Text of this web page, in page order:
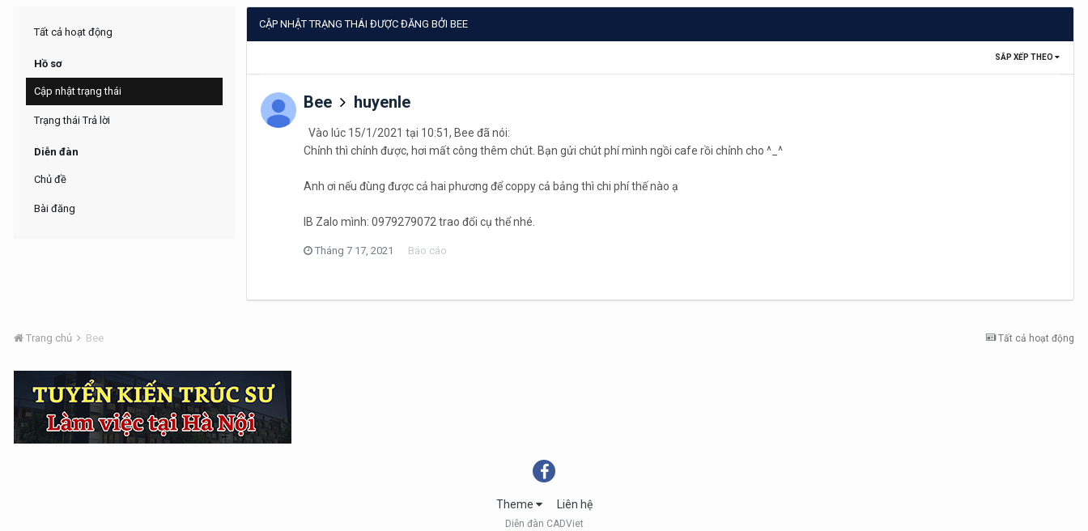
Tất cả hoạt động
Hồ sơ
Cập nhật trạng thái
Trạng thái Trả lời
Diễn đàn
Chủ đề
Bài đăng
CẬP NHẬT TRẠNG THÁI ĐƯỢC ĐĂNG BỞI BEE
SẮP XẾP THEO
Bee huyenle
Vào lúc 15/1/2021 tại 10:51, Bee đã nói:
Chỉnh thì chỉnh được, hơi mất công thêm chút. Bạn gửi chút phí mình ngồi cafe rồi chỉnh cho ^_^
Anh ơi nếu đùng được cả hai phương để coppy cả bảng thì chi phí thế nào ạ
IB Zalo mình: 0979279072 trao đổi cụ thể nhé.
Tháng 7 17, 2021 Báo cáo
Tất cả hoạt động
Trang chủ Bee
Theme Liên hệ
Diễn đàn CADViet